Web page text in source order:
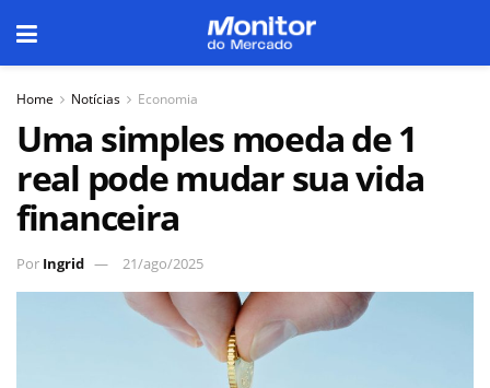
Home Notícias Economia
Uma simples moeda de 1
real pode mudar sua vida
financeira
Por Ingrid 21/ago/2025